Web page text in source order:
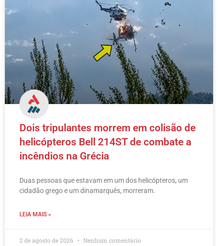
Dois tripulantes morrem em colisão de
helicópteros Bell 214ST de combate a
incêndios na Grécia
Duas pessoas que estavam em um dos helicópteros, um
cidadão grego e um dinamarquês, morreram.
LEIA MAIS »
2 de agosto de 2026 Nenhum comentário